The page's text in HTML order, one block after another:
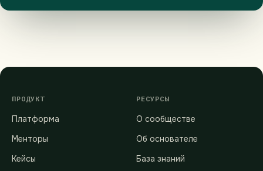
ПРОДУКТ
Платформа
Менторы
Кейсы
РЕСУРСЫ
О сообществе
Об основателе
База знаний